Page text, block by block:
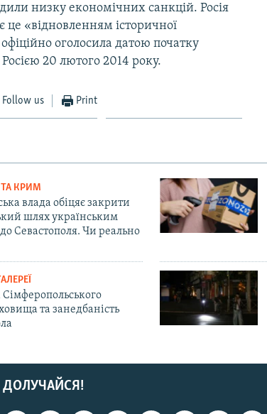
низку економічних санкцій. Росія
це «відновленням історичної
оголосила датою початку
20 лютого 2014 року.
Follow us Print
ТА КРИМ
влада обіцяє закрити
шлях українським
Севастополя. Чи реально
Сімферопольського
та занедбаність
ДОЛУЧАЙСЯ!